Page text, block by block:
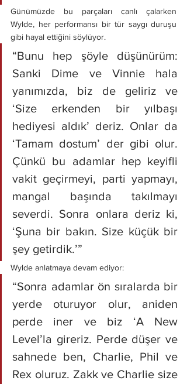
Günümüzde bu parçaları canlı çalarken
Wylde, her performansı bir tür saygı duruşu
gibi hayal ettiğini söylüyor.
“Bunu hep şöyle düşünürüm:
Sanki Dime ve Vinnie hala
yanımızda, biz de geliriz ve
‘Size erkenden bir yılbaşı
hediyesi aldık’ deriz. Onlar da
‘Tamam dostum’ der gibi olur.
Çünkü bu adamlar hep keyifli
vakit geçirmeyi, parti yapmayı,
mangal başında takılmayı
severdi. Sonra onlara deriz ki,
‘Şuna bir bakın. Size küçük bir
şey getirdik.’”
Wylde anlatmaya devam ediyor:
“Sonra adamlar ön sıralarda bir
yerde oturuyor olur, aniden
perde iner ve biz ‘A New
Level’la gireriz. Perde düşer ve
sahnede ben, Charlie, Phil ve
Rex oluruz. Zakk ve Charlie size